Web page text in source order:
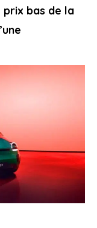
prix bas de la